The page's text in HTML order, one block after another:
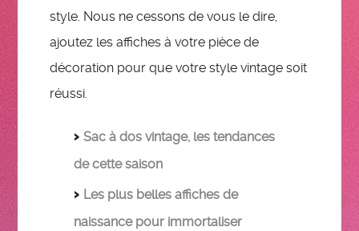
style. Nous ne cessons de vous le dire,
ajoutez les affiches à votre pièce de
décoration pour que votre style vintage soit
réussi.
Sac à dos vintage, les tendances
de cette saison
Les plus belles affiches de
naissance pour immortaliser